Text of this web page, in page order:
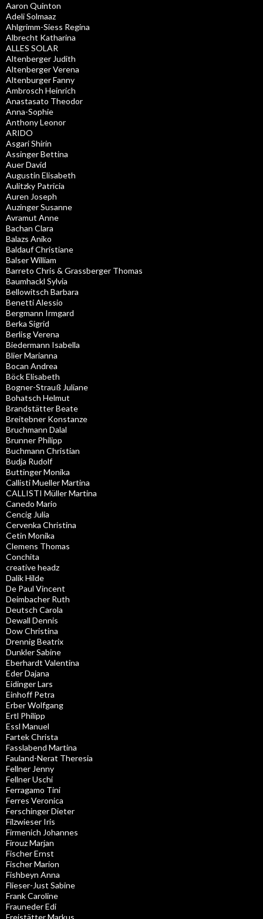
Aaron Quinton
Adeli Solmaaz
Ahlgrimm-Siess Regina
Albrecht Katharina
ALLES SOLAR
Altenberger Judith
Altenberger Verena
Altenburger Fanny
Ambrosch Heinrich
Anastasato Theodor
Anna-Sophie
Anthony Leonor
ARIDO
Asgari Shirin
Assinger Bettina
Auer David
Augustin Elisabeth
Aulitzky Patricia
Auren Joseph
Auzinger Susanne
Avramut Anne
Bachan Clara
Balazs Aniko
Baldauf Christiane
Balser William
Barreto Chris & Grassberger Thomas
Baumhackl Sylvia
Bellowitsch Barbara
Benetti Alessio
Bergmann Irmgard
Berka Sigrid
Berlisg Verena
Biedermann Isabella
Blier Marianna
Bocan Andrea
Böck Elisabeth
Bogner-Strauß Juliane
Bohatsch Helmut
Brandstätter Beate
Breitebner Konstanze
Bruchmann Dalal
Brunner Philipp
Buchmann Christian
Budja Rudolf
Buttinger Monika
Callisti Mueller Martina
CALLISTI Müller Martina
Canedo Mario
Cencig Julia
Cervenka Christina
Cetin Monika
Clemens Thomas
Conchita
creative headz
Dalik Hilde
De Paul Vincent
Deimbacher Ruth
Deutsch Carola
Dewall Dennis
Dow Christina
Drennig Beatrix
Dunkler Sabine
Eberhardt Valentina
Eder Dajana
Eidinger Lars
Einhoff Petra
Erber Wolfgang
Ertl Philipp
Essl Manuel
Fartek Christa
Fasslabend Martina
Fauland-Nerat Theresia
Fellner Jenny
Fellner Uschi
Ferragamo Tini
Ferres Veronica
Ferschinger Dieter
Filzwieser Iris
Firmenich Johannes
Firouz Marjan
Fischer Ernst
Fischer Marion
Fishbeyn Anna
Flieser-Just Sabine
Frank Caroline
Frauneder Edi
Freistätter Markus